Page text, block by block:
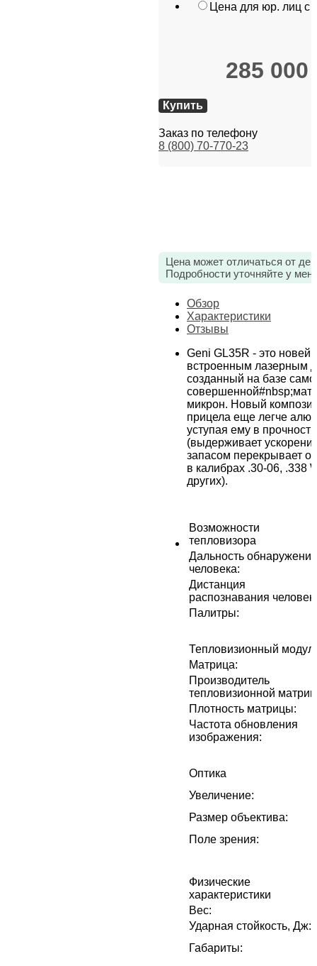
Цена для юр. лиц с
285 000
Купить
Заказ по телефону
8 (800) 70-770-23
Цена может отличаться от
Подробности уточняйте у
Обзор
Характеристики
Отзывы
Geni GL35R - это
встроенным лазерным
созданный на базе
микрон. Новый
прицела еще легче
уступая ему в
(выдерживает
запасом перекрывает
в калибрах .30-06, .338
других).
Возможности
тепловизора
Дальность обнаружения
человека:
Дистанция
распознавания
Палитры:
Тепловизионный
Матрица:
Производитель
тепловизионной
Плотность матрицы:
Частота обновления
изображения:
Оптика
Увеличение:
Размер объектива:
Поле зрения:
Физические
характеристики
Вес:
Ударная стойкость, Дж:
Габариты: